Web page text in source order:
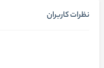
نظرات کاربران